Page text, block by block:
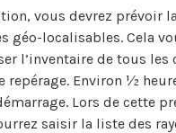
vous devrez prévoir
géo-localisables. Cela
l’inventaire de tous les
repérage. Environ ½
Lors de cette
saisir la liste des